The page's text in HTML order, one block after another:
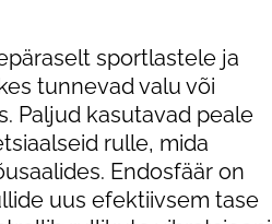
sportlastele ja
tunnevad valu või
Paljud kasutavad peale
rulle, mida
Endosfäär on
uus efektiivsem tase